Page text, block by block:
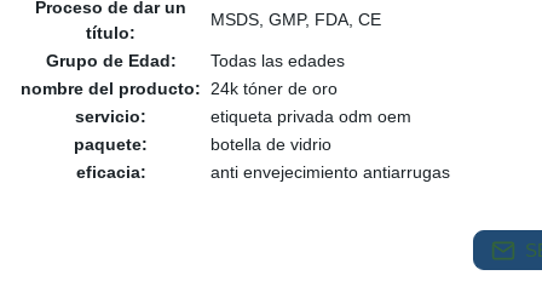
Proceso de dar un
título:
MSDS, GMP, FDA, CE
Grupo de Edad:
Todas las edades
nombre del producto:
24k tóner de oro
servicio:
etiqueta privada odm oem
paquete:
botella de vidrio
eficacia:
anti envejecimiento antiarrugas